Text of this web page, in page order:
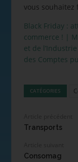
vous souhaitez
Black Friday :
commerce ! |
et de
des Comptes
CATÉGORIES
Transports
Consomag